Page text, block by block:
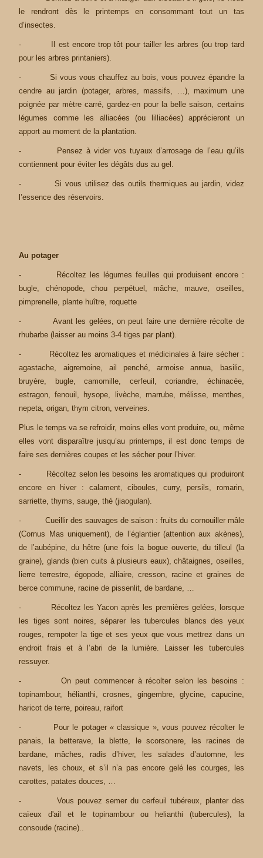
le rendront dès le printemps en consommant tout un tas
d’insectes.
- Il est encore trop tôt pour tailler les arbres (ou trop tard
pour les arbres printaniers).
- Si vous vous chauffez au bois, vous pouvez épandre la
cendre au jardin (potager, arbres, massifs, …), maximum une
poignée par mètre carré, gardez-en pour la belle saison, certains
légumes comme les alliacées (ou lilliacées) apprécieront un
apport au moment de la plantation.
- Pensez à vider vos tuyaux d’arrosage de l’eau qu’ils
contiennent pour éviter les dégâts dus au gel.
- Si vous utilisez des outils thermiques au jardin, videz
l’essence des réservoirs.
Au potager
- Récoltez les légumes feuilles qui produisent encore :
bugle, chénopode, chou perpétuel, mâche, mauve, oseilles,
pimprenelle, plante huître, roquette
- Avant les gelées, on peut faire une dernière récolte de
rhubarbe (laisser au moins 3-4 tiges par plant).
- Récoltez les aromatiques et médicinales à faire sécher :
agastache, aigremoine, ail penché, armoise annua, basilic,
bruyère, bugle, camomille, cerfeuil, coriandre, échinacée,
estragon, fenouil, hysope, livèche, marrube, mélisse, menthes,
nepeta, origan, thym citron, verveines.
Plus le temps va se refroidir, moins elles vont produire, ou, même
elles vont disparaître jusqu’au printemps, il est donc temps de
faire ses dernières coupes et les sécher pour l’hiver.
- Récoltez selon les besoins les aromatiques qui produiront
encore en hiver : calament, ciboules, curry, persils, romarin,
sarriette, thyms, sauge, thé (jiaogulan).
- Cueillir des sauvages de saison : fruits du cornouiller mâle
(Cornus Mas uniquement), de l’églantier (attention aux akènes),
de l’aubépine, du hêtre (une fois la bogue ouverte, du tilleul (la
graine), glands (bien cuits à plusieurs eaux), châtaignes, oseilles,
lierre terrestre, égopode, alliaire, cresson, racine et graines de
berce commune, racine de pissenlit, de bardane, …
- Récoltez les Yacon après les premières gelées, lorsque
les tiges sont noires, séparer les tubercules blancs des yeux
rouges, rempoter la tige et ses yeux que vous mettrez dans un
endroit frais et à l’abri de la lumière. Laisser les tubercules
ressuyer.
- On peut commencer à récolter selon les besoins :
topinambour, hélianthi, crosnes, gingembre, glycine, capucine,
haricot de terre, poireau, raifort
- Pour le potager « classique », vous pouvez récolter le
panais, la betterave, la blette, le scorsonere, les racines de
bardane, mâches, radis d’hiver, les salades d’automne, les
navets, les choux, et s’il n’a pas encore gelé les courges, les
carottes, patates douces, …
- Vous pouvez semer du cerfeuil tubéreux, planter des
caïeux d'ail et le topinambour ou helianthi (tubercules), la
consoude (racine)..